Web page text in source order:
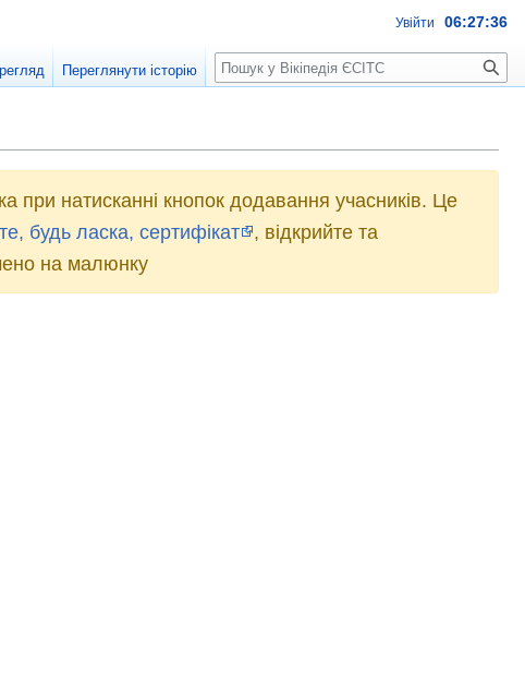
при натисканні кнопок додавання учасників. Це
будь ласка, сертифікат
, відкрийте та
на малюнку
Увійти 06:27:36
Переглянути історію Пошук